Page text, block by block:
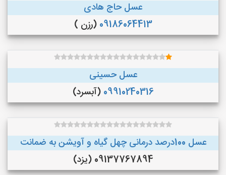
عسل حاج هادی
09186064413 (رزن )
عسل حسینی
09910240316 (آبسرد)
عسل 100درصد درمانی چهل گیاه و آویشن به ضمانت
09137767894 (یزد)